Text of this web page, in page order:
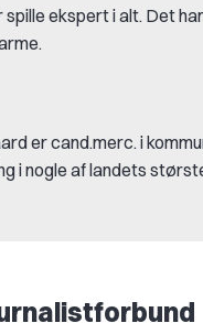
ekspert i alt. Det
er cand.merc. i
i nogle af landets